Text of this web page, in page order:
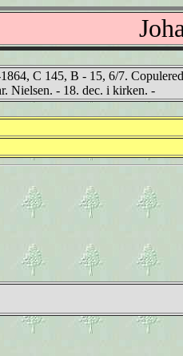
C 145, B - 15, 6/7.
Nielsen. - 18. dec. i kirken. -